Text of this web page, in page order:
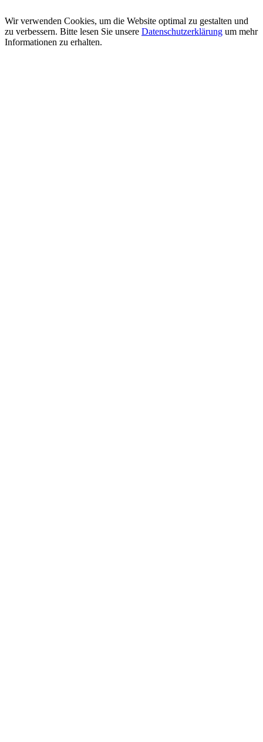
Wir verwenden Cookies, um die Website optimal zu gestalten und
zu verbessern. Bitte lesen Sie unsere Datenschutzerklärung um mehr
Informationen zu erhalten.